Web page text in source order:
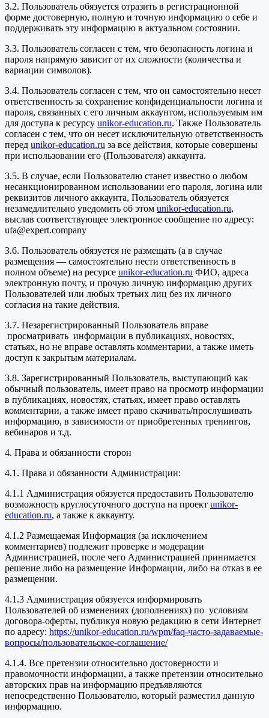
3.2. Пользователь обязуется отразить в регистрационной
форме достоверную, полную и точную информацию о себе и
поддерживать эту информацию в актуальном состоянии.
3.3. Пользователь согласен с тем, что безопасность логина и
пароля напрямую зависит от их сложности (количества и
вариации символов).
3.4. Пользователь согласен с тем, что он самостоятельно несет
ответственность за сохранение конфиденциальности логина и
пароля, связанных с его личным аккаунтом, используемым им
для доступа к ресурсу unikor-education.ru. Также Пользователь
согласен с тем, что он несет исключительную ответственность
перед unikor-education.ru за все действия, которые совершены
при использовании его (Пользователя) аккаунта.
3.5. В случае, если Пользователю станет известно о любом
несанкционированном использовании его пароля, логина или
реквизитов личного аккаунта, Пользователь обязуется
незамедлительно уведомить об этом unikor-education.ru,
выслав соответствующее электронное сообщение по адресу:
ufa@expert.company
3.6. Пользователь обязуется не размещать (а в случае
размещения — самостоятельно нести ответственность в
полном объеме) на ресурсе unikor-education.ru ФИО, адреса
электронную почту, и прочую личную информацию других
Пользователей или любых третьих лиц без их личного
согласия на такие действия.
3.7. Незарегистрированный Пользователь вправе
просматривать информации в публикациях, новостях,
статьях, но не вправе оставлять комментарии, а также иметь
доступ к закрытым материалам.
3.8. Зарегистрированный Пользователь, выступающий как
обычный пользователь, имеет право на просмотр информации
в публикациях, новостях, статьях, имеет право оставлять
комментарии, а также имеет право скачивать/прослушивать
информацию, в зависимости от приобретенных тренингов,
вебинаров и т.д.
4. Права и обязанности сторон
4.1. Права и обязанности Администрации:
4.1.1 Администрация обязуется предоставить Пользователю
возможность круглосуточного доступа на проект unikor-
education.ru, а также к аккаунту.
4.1.2 Размещаемая Информация (за исключением
комментариев) подлежит проверке и модерации
Администрацией, после чего Администрацией принимается
решение либо на размещение Информации, либо на отказ в ее
размещении.
4.1.3 Администрация обязуется информировать
Пользователей об изменениях (дополнениях) по условиям
договора-оферты, публикуя новую редакцию в сети Интернет
по адресу: https://unikor-education.ru/wpm/faq-часто-задаваемые-
вопросы/пользовательское-соглашение/
4.1.4. Все претензии относительно достоверности и
правомочности информации, а также претензии относительно
авторских прав на информацию предъявляются
непосредственно Пользователю, который разместил данную
информацию.